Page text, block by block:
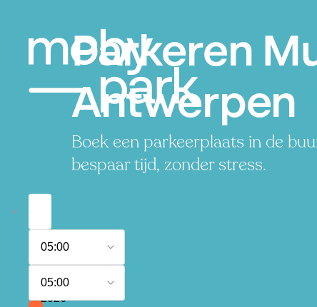
Parkeren
Antwerpen
Boek een parkeerplaats in de
bespaar tijd, zonder stress.
augustus
2026
05:00
augustus
2026
05:00